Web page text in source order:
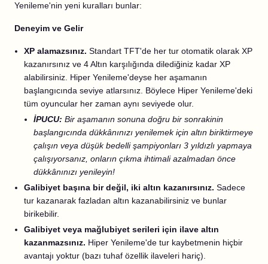
Yenileme'nin yeni kuralları bunlar:
Deneyim ve Gelir
XP alamazsınız. Standart TFT'de her tur otomatik olarak XP
kazanırsınız ve 4 Altın karşılığında dilediğiniz kadar XP
alabilirsiniz. Hiper Yenileme'deyse her aşamanın
başlangıcında seviye atlarsınız. Böylece Hiper Yenileme'deki
tüm oyuncular her zaman aynı seviyede olur.
İPUCU: Bir aşamanın sonuna doğru bir sonrakinin
başlangıcında dükkânınızı yenilemek için altın biriktirmeye
çalışın veya düşük bedelli şampiyonları 3 yıldızlı yapmaya
çalışıyorsanız, onların çıkma ihtimali azalmadan önce
dükkânınızı yenileyin!
Galibiyet başına bir değil, iki altın kazanırsınız. Sadece
tur kazanarak fazladan altın kazanabilirsiniz ve bunlar
birikebilir.
Galibiyet veya mağlubiyet serileri için ilave altın
kazanmazsınız. Hiper Yenileme'de tur kaybetmenin hiçbir
avantajı yoktur (bazı tuhaf özellik ilaveleri hariç).